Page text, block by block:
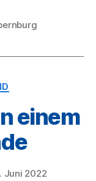
einem
Juni 2022